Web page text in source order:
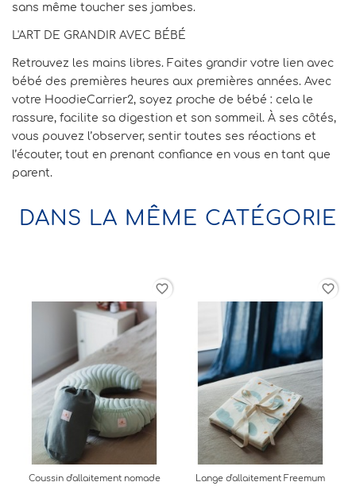
sans même toucher ses jambes.
L'ART DE GRANDIR AVEC BÉBÉ
Retrouvez les mains libres. Faites grandir votre lien avec
bébé des premières heures aux premières années. Avec
votre HoodieCarrier2, soyez proche de bébé : cela le
rassure, facilite sa digestion et son sommeil. À ses côtés,
vous pouvez l’observer, sentir toutes ses réactions et
l’écouter, tout en prenant confiance en vous en tant que
parent.
DANS LA MÊME CATÉGORIE
Lange d'allaitement Freemum
favorite_border
Indisponible
favorite_border